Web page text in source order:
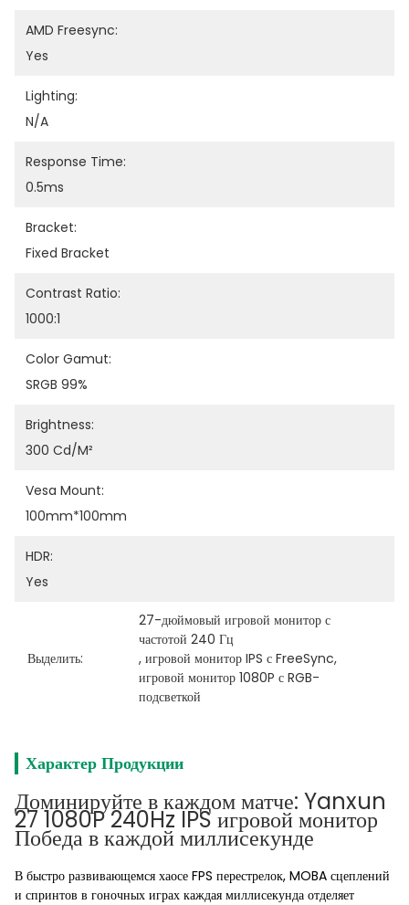
AMD Freesync:
Yes
Lighting:
N/A
Response Time:
0.5ms
Bracket:
Fixed Bracket
Contrast Ratio:
1000:1
Color Gamut:
SRGB 99%
Brightness:
300 Cd/m²
Vesa Mount:
100mm*100mm
HDR:
Yes
Выделить:
27-дюймовый игровой монитор с
частотой 240 Гц
, игровой монитор IPS с FreeSync,
игровой монитор 1080P с RGB-
подсветкой
Характер Продукции
Доминируйте в каждом матче: Yanxun
27 1080P 240Hz IPS игровой монитор
Победа в каждой миллисекунде
В быстро развивающемся хаосе FPS перестрелок, MOBA сцеплений
и спринтов в гоночных играх каждая миллисекунда отделяет